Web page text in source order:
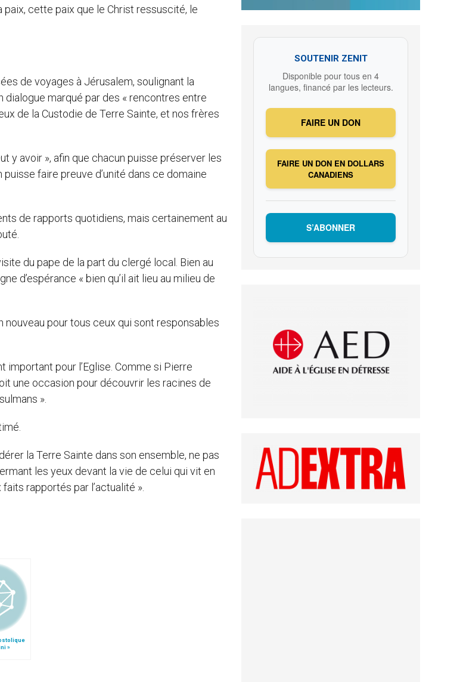
paix, cette paix que le Christ ressuscité, le
de voyages à Jérusalem, soulignant la
dialogue marqué par des « rencontres entre
de la Custodie de Terre Sainte, et nos frères
y avoir », afin que chacun puisse préserver les
puisse faire preuve d’unité dans ce domaine
de rapports quotidiens, mais certainement au
du pape de la part du clergé local. Bien au
d’espérance « bien qu’il ait lieu au milieu de
nouveau pour tous ceux qui sont responsables
important pour l’Eglise. Comme si Pierre
une occasion pour découvrir les racines de
».
la Terre Sainte dans son ensemble, ne pas
les yeux devant la vie de celui qui vit en
faits rapportés par l’actualité ».
»
SOUTENIR ZENIT
Disponible pour tous en 4
langues, financé par les lecteurs.
FAIRE UN DON
FAIRE UN DON EN DOLLARS
CANADIENS
S’ABONNER